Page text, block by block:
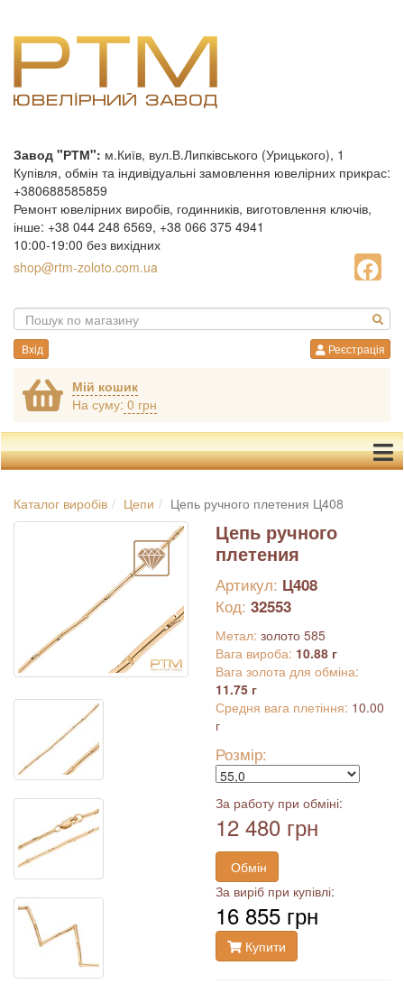
Завод "РТМ": м.Київ, вул.В.Липківського (Урицького), 1
Купівля, обмін та індивідуальні замовлення ювелірних прикрас:
+380688585859
Ремонт ювелірних виробів, годинників, виготовлення ключів,
інше: +38 044 248 6569, +38 066 375 4941
10:00-19:00 без вихідних
shop@rtm-zoloto.com.ua
Вхід Реєстрація
Мій кошик
На суму: 0 грн
Каталог виробів Цепи Цепь ручного плетения Ц408
Цепь ручного
плетения
Артикул: Ц408
Код: 32553
Метал: золото 585
Вага вироба: 10.88 г
Вага золота для обміна:
11.75 г
Средня вага плетіння: 10.00
г
Розмір:
За работу при обміні:
12 480 грн
Обмін
За виріб при купівлі:
16 855 грн
Купити